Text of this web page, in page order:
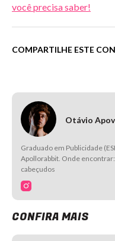
você precisa saber!
COMPARTILHE ESTE
Otávio
Graduado em Publicidade
Apollorabbit. Onde
cabeçudos
CONFIRA MAIS